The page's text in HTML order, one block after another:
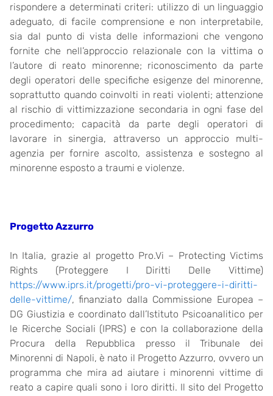
rispondere a determinati criteri: utilizzo di un linguaggio
adeguato, di facile comprensione e non interpretabile,
sia dal punto di vista delle informazioni che vengono
fornite che nell’approccio relazionale con la vittima o
l’autore di reato minorenne; riconoscimento da parte
degli operatori delle specifiche esigenze del minorenne,
soprattutto quando coinvolti in reati violenti; attenzione
al rischio di vittimizzazione secondaria in ogni fase del
procedimento; capacità da parte degli operatori di
lavorare in sinergia, attraverso un approccio multi-
agenzia per fornire ascolto, assistenza e sostegno al
minorenne esposto a traumi e violenze.
Progetto Azzurro
In Italia, grazie al progetto Pro.Vi – Protecting Victims
Rights (Proteggere I Diritti Delle Vittime)
https://www.iprs.it/progetti/pro-vi-proteggere-i-diritti-
delle-vittime/, finanziato dalla Commissione Europea –
DG Giustizia e coordinato dall’Istituto Psicoanalitico per
le Ricerche Sociali (IPRS) e con la collaborazione della
Procura della Repubblica presso il Tribunale dei
Minorenni di Napoli, è nato il Progetto Azzurro, ovvero un
programma che mira ad aiutare i minorenni vittime di
reato a capire quali sono i loro diritti. Il sito del Progetto